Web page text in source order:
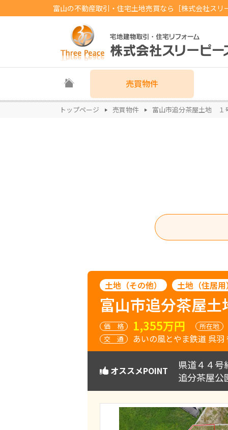
富山の不動産取引・住宅土地売買なら［株式会社スリ
売買物件
トップページ 売買物件 富山市追分茶屋土地 １
土地（その他） 土地（住居
富山市追分茶屋
価 格 1,355万円
所在地
交 通 あいの風とやま鉄道 呉羽
オススメPOINT
県道４４号
追分茶屋